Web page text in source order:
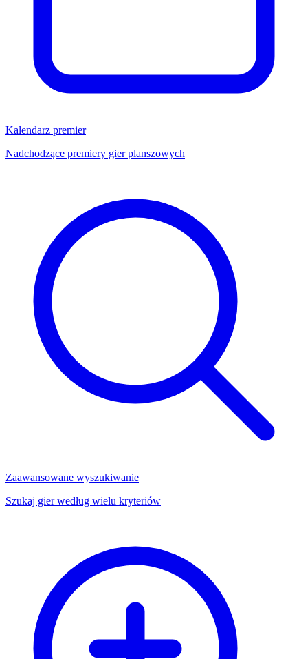
Kalendarz premier
Nadchodzące premiery gier planszowych
Zaawansowane wyszukiwanie
Szukaj gier według wielu kryteriów